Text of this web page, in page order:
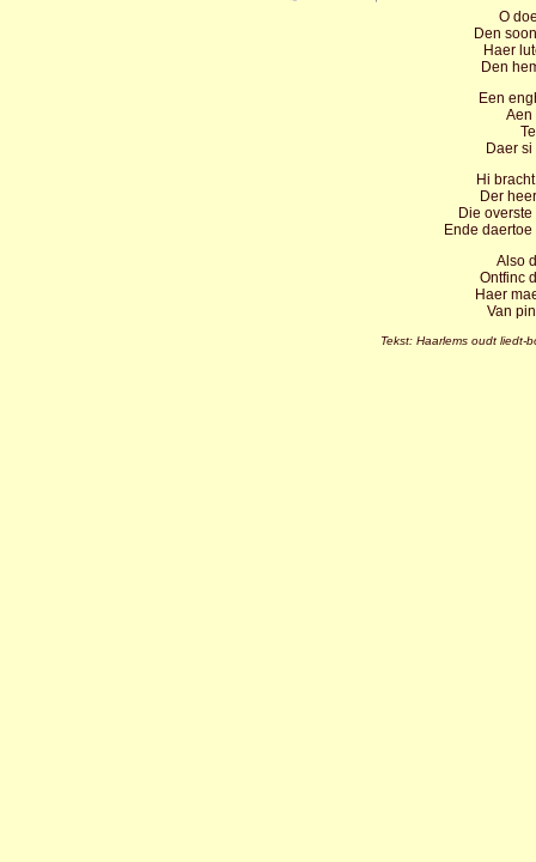
O
Den
Haer
Den
Een
Aen
Daer
Hi
Der
Die
Ende
Also
Ontfinc
Haer
Van
Tekst: Haarlems oudt liedt-